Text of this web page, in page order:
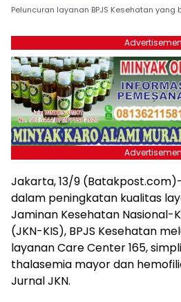
Peluncuran layanan BPJS Kesehatan yang
Jakarta, 13/9
dalam peningkatan kualitas
Jaminan Kesehatan Nasional-
(JKN-KIS), BPJS Kesehatan
layanan Care Center 165,
thalasemia mayor dan
Jurnal JKN.